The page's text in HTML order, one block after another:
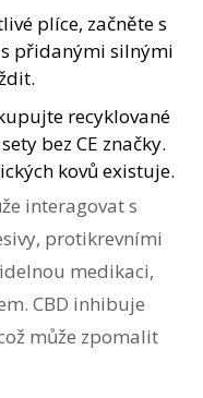
plíce, začněte s
přidanými silnými
recyklované
bez CE značky.
kovů existuje.
interagovat s
protikrevními
medikaci,
CBD inhibuje
může zpomalit